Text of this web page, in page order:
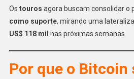
Os touros agora buscam consolidar o
como suporte, mirando uma
US$ 118 mil nas próximas semanas.
Por que o Bitcoin